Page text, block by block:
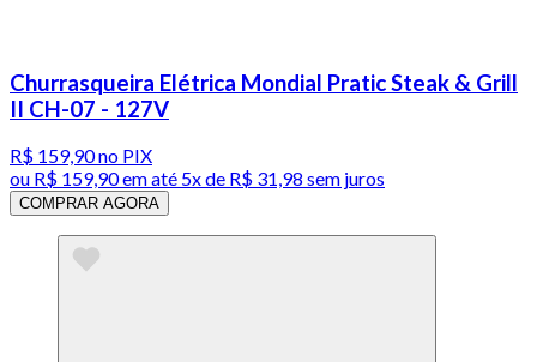
Churrasqueira Elétrica Mondial Pratic Steak & Grill
II CH-07 - 127V
R$ 159,90no PIX
ou R$ 159,90em até 5x de R$ 31,98 sem juros
COMPRAR AGORA